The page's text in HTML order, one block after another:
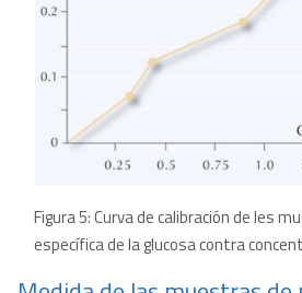
Figura 5: Curva de calibración de les
específica de la glucosa contra